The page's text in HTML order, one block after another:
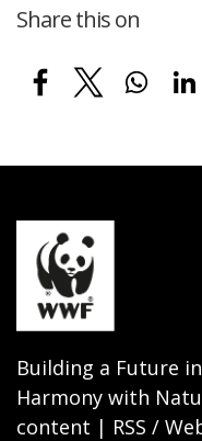
Share this on
Building a Future
Harmony with
content | RSS /